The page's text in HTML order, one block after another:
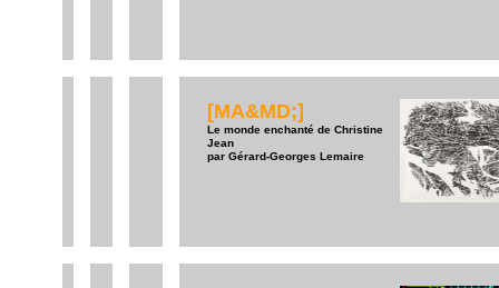
[MA&MD;]
Le monde enchanté de Christine
Jean
par Gérard-Georges Lemaire